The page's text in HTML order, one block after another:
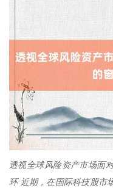
透视全球风险资产市场面
环 近期，在国际科技股市